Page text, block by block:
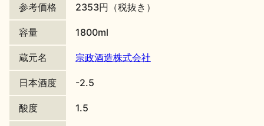
地酒川柳
参考価格 2353円（税抜き）
容量 1800ml
蔵元名 宗政酒造株式会社
日本酒度 -2.5
酸度 1.5